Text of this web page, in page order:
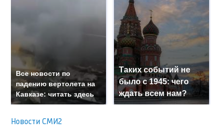
Все новости по
падению вертолета на
Кавказе: читать здесь
Таких событий не
было с 1945: чего
ждать всем нам?
Новости СМИ2